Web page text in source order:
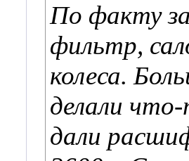
По факту
фильтр,
колеса.
делали
дали